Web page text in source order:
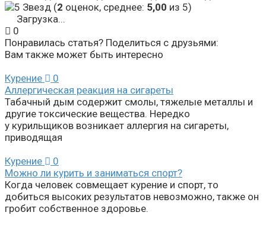
(2 оценок, среднее: 5,00 из 5)
Загрузка...
0
Понравилась статья? Поделиться с друзьями:
Вам также может быть интересно
Курение
0
Аллергическая реакция на сигареты
Табачный дым содержит смолы, тяжелые металлы и
другие токсические вещества. Нередко
у курильщиков возникает аллергия на сигареты,
приводящая
Курение
0
Можно ли курить и заниматься спорт?
Когда человек совмещает курение и спорт, то
добиться высоких результатов невозможно, также он
гробит собственное здоровье.